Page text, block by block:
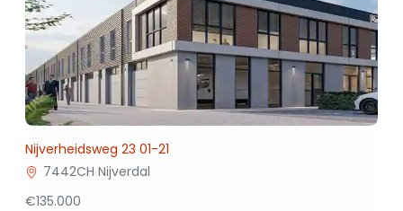
Nijverheidsweg 23 01-21
7442CH Nijverdal
€135.000